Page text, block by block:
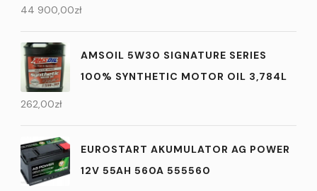
44 900,00zł
AMSOIL 5W30 SIGNATURE SERIES
100% SYNTHETIC MOTOR OIL 3,784L
262,00zł
EUROSTART AKUMULATOR AG POWER
12V 55AH 560A 555560